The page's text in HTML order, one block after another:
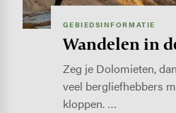
GEBIEDSINFORMATIE
Wandelen in
Zeg je Dolomieten,
veel bergliefhebbers
kloppen. …